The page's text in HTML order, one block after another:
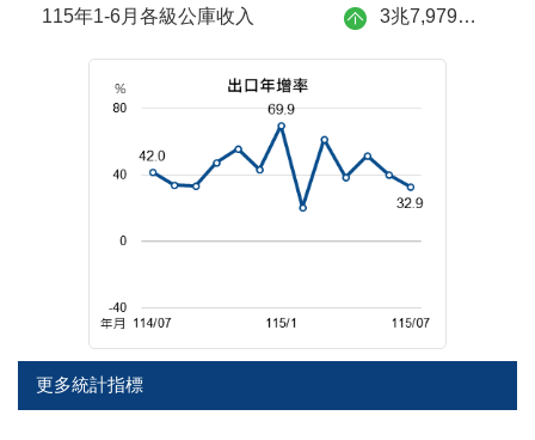
115年1-6月各級公庫收入 3兆7,979億元
更多統計指標